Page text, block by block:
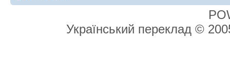
Український переклад ©